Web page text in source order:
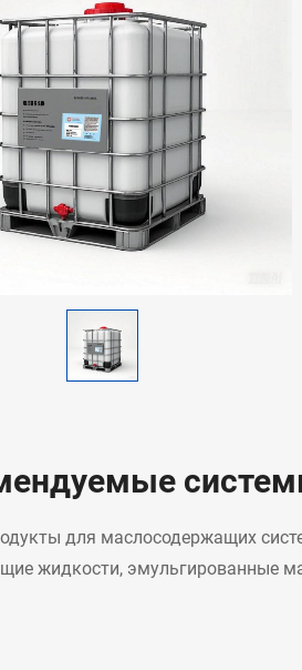
для маслосодержащих
жидкости, эмульгированные